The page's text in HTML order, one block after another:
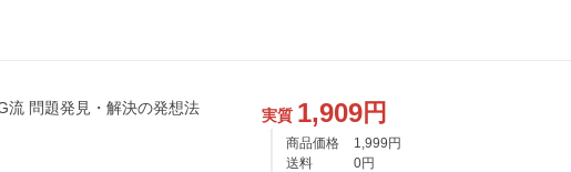
流 問題発見・解決の発想法 実質 1,909円
商品価格 1,999 円
送料
0円